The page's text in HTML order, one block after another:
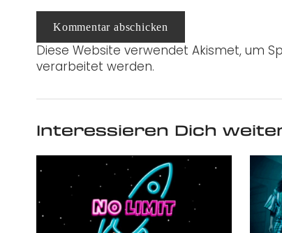
Kommentar abschicken
Diese Website verwendet Akismet, um
verarbeitet werden.
Interessieren Dich